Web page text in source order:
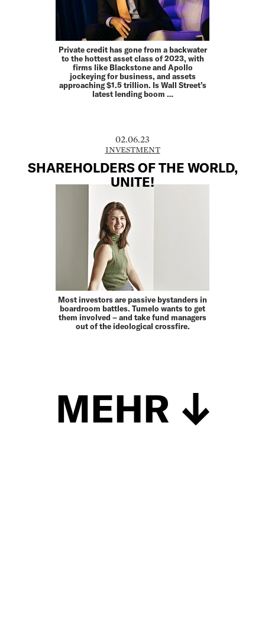
Private credit has gone from a backwater
to the hottest asset class of 2023, with
firms like Blackstone and Apollo
jockeying for business, and assets
approaching $1.5 trillion. Is Wall Street’s
latest lending boom …
02.06.23
INVESTMENT
SHAREHOLDERS OF THE WORLD,
UNITE!
Most investors are passive bystanders in
boardroom battles. Tumelo wants to get
them involved – and take fund managers
out of the ideological crossfire.
MEHR